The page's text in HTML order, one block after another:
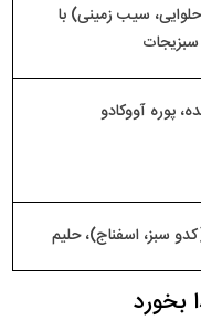
سیب زمینی) با
پوره آووکادو
سبز، اسفناج)، حلیم
بخورد